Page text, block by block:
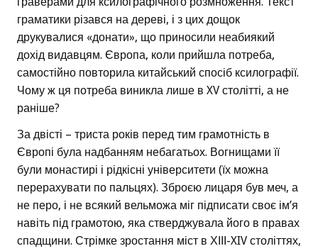
граматики різався на дереві, і з цих дощок
друкувалися «донати», що приносили неабиякий
дохід видавцям. Європа, коли прийшла потреба,
самостійно повторила китайський спосіб ксилографії.
Чому ж ця потреба виникла лише в XV столітті, а не
раніше?
За двісті – триста років перед тим грамотність в
Європі була надбанням небагатьох. Вогнищами її
були монастирі і рідкісні університети (їх можна
перерахувати по пальцях). Зброєю лицаря був меч, а
не перо, і не всякий вельможа міг підписати своє ім’я
навіть під грамотою, яка стверджувала його в правах
спадщини. Стрімке зростання міст в ХІІІ-XIV століттях,